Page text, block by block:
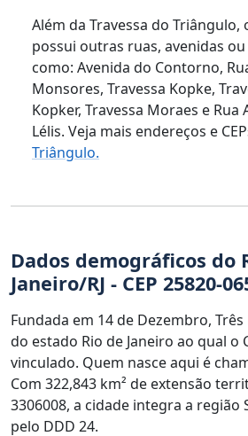
Além da Travessa do
possui outras ruas, avenidas
como: Avenida do Contorno,
Monsores, Travessa Kopke,
Kopker, Travessa Moraes e Rua
Lélis. Veja mais endereços e
Triângulo.
Dados demográficos do
Janeiro/RJ - CEP 25820-
Fundada em 14 de Dezembro,
do estado Rio de Janeiro ao qual o
vinculado. Quem nasce aqui é
Com 322,843 km² de extensão
3306008, a cidade integra a região
pelo DDD 24.